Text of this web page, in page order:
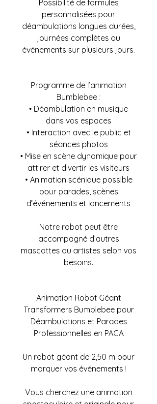
Possibilité de formules
personnalisées pour
déambulations longues durées,
journées complètes ou
événements sur plusieurs jours.
Programme de l’animation
Bumblebee :
• Déambulation en musique
dans vos espaces
• Interaction avec le public et
séances photos
• Mise en scène dynamique pour
attirer et divertir les visiteurs
• Animation scénique possible
pour parades, scènes
d’événements et lancements
Notre robot peut être
accompagné d’autres
mascottes ou artistes selon vos
besoins.
Animation Robot Géant
Transformers Bumblebee pour
Déambulations et Parades
Professionnelles en PACA
Un robot géant de 2,50 m pour
marquer vos événements !
Vous cherchez une animation